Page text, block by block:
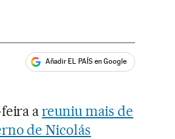
Añadir EL PAÍS en Google
feira areuniu mais de
de Nicolás